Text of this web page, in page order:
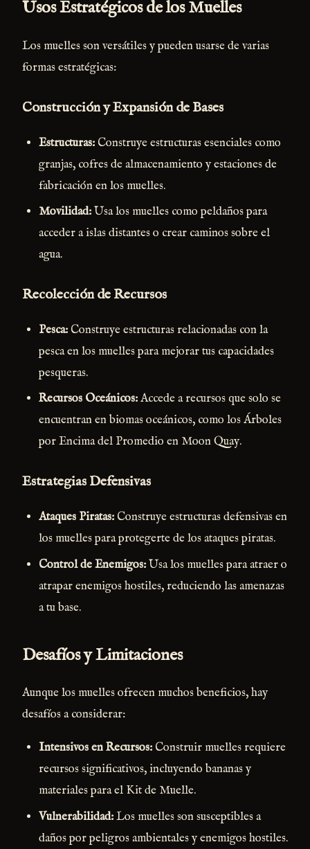
Usos Estratégicos de los Muelles
Los muelles son versátiles y pueden usarse de varias
formas estratégicas:
Construcción y Expansión de Bases
Estructuras: Construye estructuras esenciales como
granjas, cofres de almacenamiento y estaciones de
fabricación en los muelles.
Movilidad:Usa los muelles como peldaños para
acceder a islas distantes o crear caminos sobre el
agua.
Recolección de Recursos
Pesca: Construye estructuras relacionadas con la
pesca en los muelles para mejorar tus capacidades
pesqueras.
Recursos Oceánicos:Accede a recursos que solo se
encuentran en biomas oceánicos, como los Árboles
por Encima del Promedio en Moon Quay.
Estrategias Defensivas
Ataques Piratas: Construye estructuras defensivas en
los muelles para protegerte de los ataques piratas.
Control de Enemigos:Usa los muelles para atraer o
atrapar enemigos hostiles, reduciendo las amenazas
a tu base.
Desafíos y Limitaciones
Aunque los muelles ofrecen muchos beneficios, hay
desafíos a considerar:
Intensivos en Recursos: Construir muelles requiere
recursos significativos, incluyendo bananas y
materiales para el Kit de Muelle.
Vulnerabilidad:Los muelles son susceptibles a
daños por peligros ambientales y enemigos hostiles.